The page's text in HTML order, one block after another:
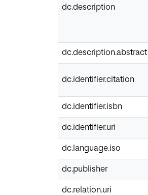
dc.description
dc.description.abstract
dc.identifier.citation
dc.identifier.isbn
dc.identifier.uri
dc.language.iso
dc.publisher
dc.relation.uri